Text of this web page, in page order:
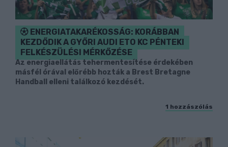
ENERGIATAKARÉKOSSÁG: KORÁBBAN
KEZDŐDIK A GYŐRI AUDI ETO KC PÉNTEKI
FELKÉSZÜLÉSI MÉRKŐZÉSE
Az energiaellátás tehermentesítése érdekében
másfél órával előrébb hozták a Brest Bretagne
Handball elleni találkozó kezdését.
1 hozzászólás